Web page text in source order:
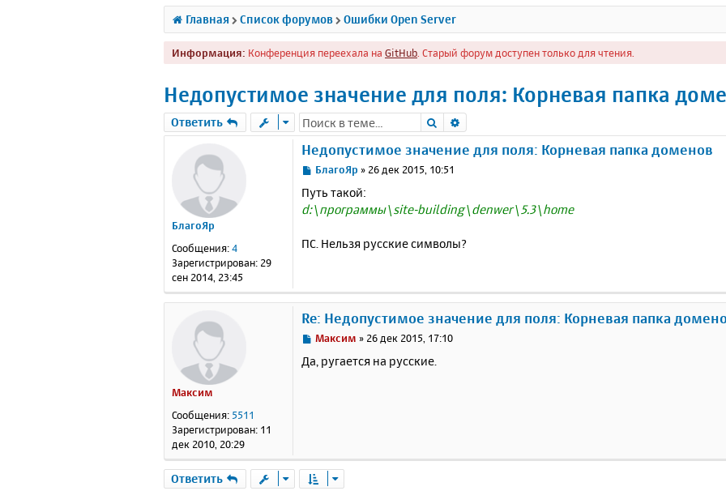
ы
л
к
Главная Список форумов Ошибки Open Server
Информация: Конференция переехала на GitHub . Старый форум доступен только для чтения.
Недопустимое значение для поля: Корневая папка
Ответить Поиск
БлагоЯр
Сообщения:4
Зарегистрирован: 29
сен 2014, 23:45
Недопустимое значение для поля: Корневая папка доменов
С
о
б
е
БлагоЯр » 26 дек 2015, 10:51
Путь такой:
d:\программы\site-building\denwer\5.3\home
ПС. Нельзя русские символы?
Максим
Сообщения: 5511
Зарегистрирован: 11
дек 2010, 20:29
Re: Недопустимое значение для поля: Корневая папка
С
о
Максим » 26 дек 2015, 17:10
Да, ругается на русские.
Ответить